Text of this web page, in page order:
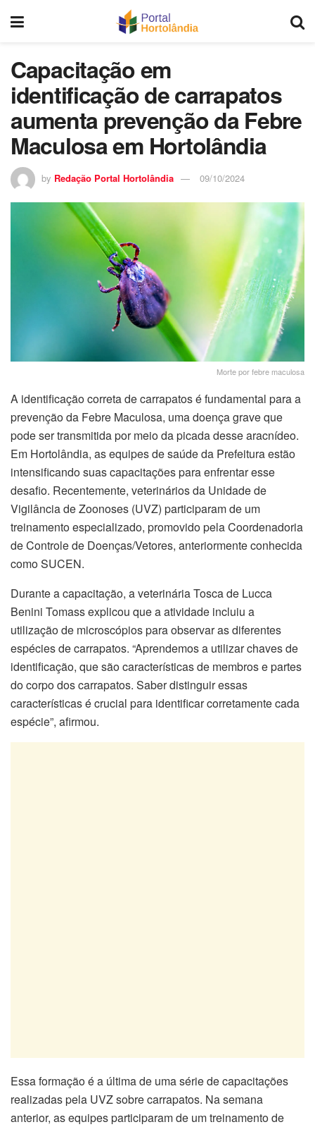
Capacitação em
identificação de carrapatos
aumenta prevenção da Febre
Maculosa em Hortolândia
by Redação Portal Hortolândia 09/10/2024
Morte por febre maculosa
A identificação correta de carrapatos é fundamental para a
prevenção da Febre Maculosa, uma doença grave que
pode ser transmitida por meio da picada desse aracnídeo.
Em Hortolândia, as equipes de saúde da Prefeitura estão
intensificando suas capacitações para enfrentar esse
desafio. Recentemente, veterinários da Unidade de
Vigilância de Zoonoses (UVZ) participaram de um
treinamento especializado, promovido pela Coordenadoria
de Controle de Doenças/Vetores, anteriormente conhecida
como SUCEN.
Durante a capacitação, a veterinária Tosca de Lucca
Benini Tomass explicou que a atividade incluiu a
utilização de microscópios para observar as diferentes
espécies de carrapatos. “Aprendemos a utilizar chaves de
identificação, que são características de membros e partes
do corpo dos carrapatos. Saber distinguir essas
características é crucial para identificar corretamente cada
espécie”, afirmou.
Essa formação é a última de uma série de capacitações
realizadas pela UVZ sobre carrapatos. Na semana
anterior, as equipes participaram de um treinamento de